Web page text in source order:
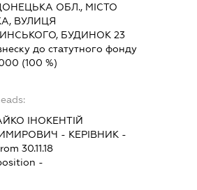
ОБЛ., МІСТО
ВУЛИЦЯ
БУДИНОК 23
до статутного фонду
(100 %)
ІНОКЕНТІЙ
- КЕРІВНИК -
30.11.18
-